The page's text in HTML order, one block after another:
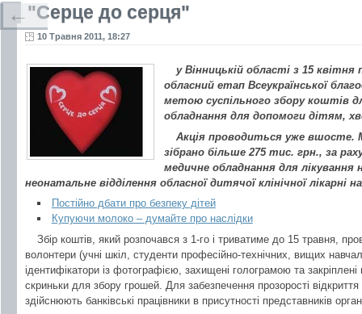
"Серце до серця"
10 Травня 2011, 18:27
у Вінницькій області з 15
обласний етап Всеукраїнської
метою суспільного збору коштів
обладнання для допомоги дітям,
Акція проводиться уже вшосте.
зібрано більше 275 тис. грн., за
медичне обладнання для лікування
неонатальне відділення обласної дитячої клінічної лікарні
Постійно дбати про безпеку дітей
Купуючи молоко – думайте про наслідки
Збір коштів, який розпочався з 1-го і триватиме до 15 травня,
волонтери (учні шкіл, студенти професійно-технічних, вищих
ідентифікатори із фотографією, захищені голограмою та
скриньки для збору грошей. Для забезпечення прозорості
здійснюють банківські працівники в присутності представників
←